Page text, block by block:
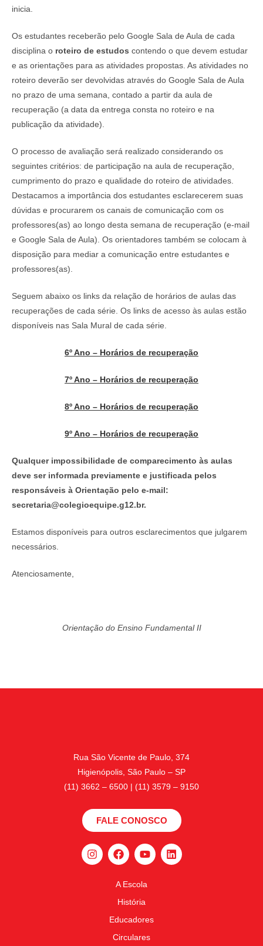
inicia.
Os estudantes receberão pelo Google Sala de Aula de cada
disciplina o roteiro de estudos contendo o que devem estudar
e as orientações para as atividades propostas. As atividades no
roteiro deverão ser devolvidas através do Google Sala de Aula
no prazo de uma semana, contado a partir da aula de
recuperação (a data da entrega consta no roteiro e na
publicação da atividade).
O processo de avaliação será realizado considerando os
seguintes critérios: de participação na aula de recuperação,
cumprimento do prazo e qualidade do roteiro de atividades.
Destacamos a importância dos estudantes esclarecerem suas
dúvidas e procurarem os canais de comunicação com os
professores(as) ao longo desta semana de recuperação (e-mail
e Google Sala de Aula). Os orientadores também se colocam à
disposição para mediar a comunicação entre estudantes e
professores(as).
Seguem abaixo os links da relação de horários de aulas das
recuperações de cada série. Os links de acesso às aulas estão
disponíveis nas Sala Mural de cada série.
6º Ano – Horários de recuperação
7º Ano – Horários de recuperação
8º Ano – Horários de recuperação
9º Ano – Horários de recuperação
Qualquer impossibilidade de comparecimento às aulas
deve ser informada previamente e justificada pelos
responsáveis à Orientação pelo e-mail:
secretaria@colegioequipe.g12.br.
Estamos disponíveis para outros esclarecimentos que julgarem
necessários.
Atenciosamente,
Orientação do Ensino Fundamental II
Rua São Vicente de Paulo, 374
Higienópolis, São Paulo – SP
(11) 3662 – 6500 | (11) 3579 – 9150
FALE CONOSCO
A Escola
História
Educadores
Circulares